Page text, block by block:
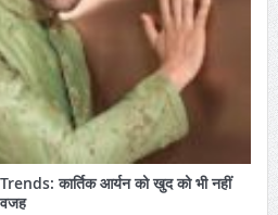
कार्तिक आर्यन को खुद को भी नहीं